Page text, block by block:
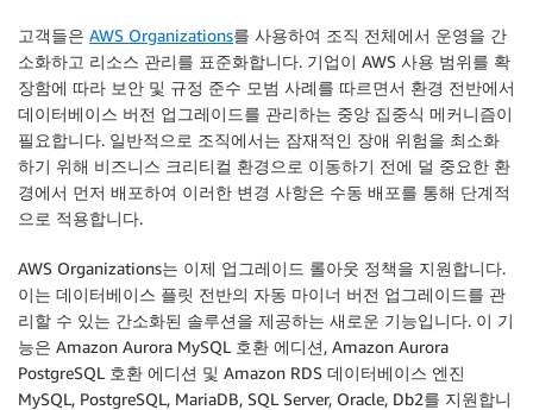
고객들은 AWS Organizations를 사용하여 조직 전체에서 운영을 간
소화하고 리소스 관리를 표준화합니다. 기업이 AWS 사용 범위를 확
장함에 따라 보안 및 규정 준수 모범 사례를 따르면서 환경 전반에서
데이터베이스 버전 업그레이드를 관리하는 중앙 집중식 메커니즘이
필요합니다. 일반적으로 조직에서는 잠재적인 장애 위험을 최소화
하기 위해 비즈니스 크리티컬 환경으로 이동하기 전에 덜 중요한 환
경에서 먼저 배포하여 이러한 변경 사항은 수동 배포를 통해 단계적
으로 적용합니다.
AWS Organizations는 이제 업그레이드 롤아웃 정책을 지원합니다.
이는 데이터베이스 플릿 전반의 자동 마이너 버전 업그레이드를 관
리할 수 있는 간소화된 솔루션을 제공하는 새로운 기능입니다. 이 기
능은 Amazon Aurora MySQL 호환 에디션, Amazon Aurora
PostgreSQL 호환 에디션 및 Amazon RDS 데이터베이스 엔진
MySQL, PostgreSQL, MariaDB, SQL Server, Oracle, Db2를 지원합니